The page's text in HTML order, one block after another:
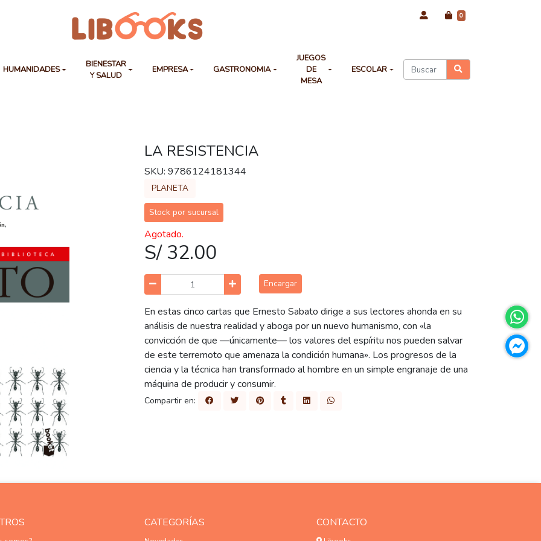
0
HUMANIDADES
BIENESTAR
Y SALUD
EMPRESA GASTRONOMIA
JUEGOS
DE
MESA
ESCOLAR
LA RESISTENCIA
SKU: 9786124181344
PLANETA
Stock por sucursal
Agotado.
S/ 32.00
Encargar
En estas cinco cartas que Ernesto Sabato dirige a sus lectores ahonda en su
análisis de nuestra realidad y aboga por un nuevo humanismo, con «la
convicción de que —únicamente— los valores del espíritu nos pueden salvar
de este terremoto que amenaza la condición humana». Los progresos de la
ciencia y la técnica han transformado al hombre en un simple engranaje de una
máquina de producir y consumir.
Compartir en:
CATEGORÍAS CONTACTO